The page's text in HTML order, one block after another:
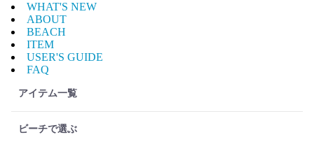
WHAT'S NEW
ABOUT
BEACH
ITEM
USER'S GUIDE
FAQ
アイテム一覧
ビーチで選ぶ